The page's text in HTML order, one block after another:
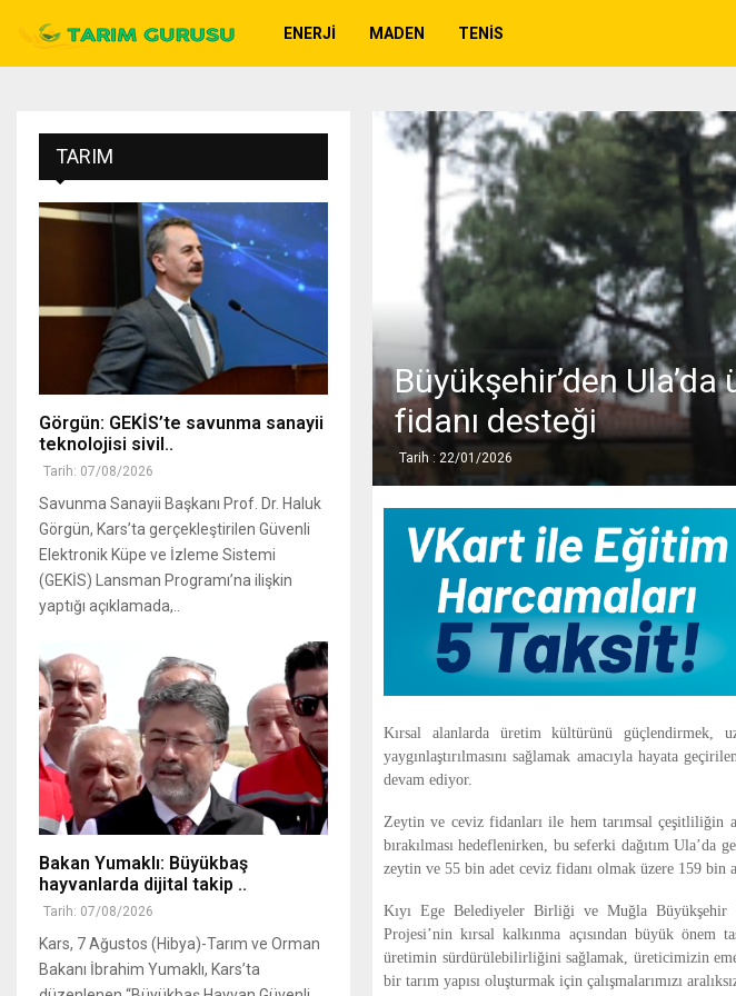
ENERJI MADEN TENIS
Büyükşehir’den
fidanı desteği
Tarih : 22/01/2026
Kırsal alanlarda üretim kültürünü güçlendirmek,
yaygınlaştırılmasını sağlamak amacıyla hayata
devam ediyor.
Zeytin ve ceviz fidanları ile hem tarımsal çeşitliliğin
bırakılması hedeflenirken, bu seferki dağıtım
zeytin ve 55 bin adet ceviz fidanı olmak üzere 159 bin
Kıyı Ege Belediyeler Birliği ve Muğla Büyükşehir
Projesi’nin kırsal kalkınma açısından büyük önem
üretimin sürdürülebilirliğini sağlamak, üreticimizin
bir tarım yapısı oluşturmak için çalışmalarımızı
TARIM
Görgün: GEKİS’te savunma sanayii
teknolojisi sivil..
Tarih: 07/08/2026
Savunma Sanayii Başkanı Prof. Dr. Haluk
Görgün, Kars’ta gerçekleştirilen Güvenli
Elektronik Küpe ve İzleme Sistemi
(GEKİS) Lansman Programı’na ilişkin
yaptığı açıklamada,..
Bakan Yumaklı: Büyükbaş
hayvanlarda dijital takip ..
Tarih: 07/08/2026
Kars, 7 Ağustos (Hibya)-Tarım ve Orman
Bakanı İbrahim Yumaklı, Kars’ta